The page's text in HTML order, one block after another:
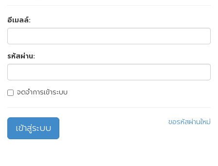
อีเมลล์:
รหัสผ่าน:
จดจำการเข้าระบบ
ขอรหัสผ่านใหม่
เข้าสู่ระบบ